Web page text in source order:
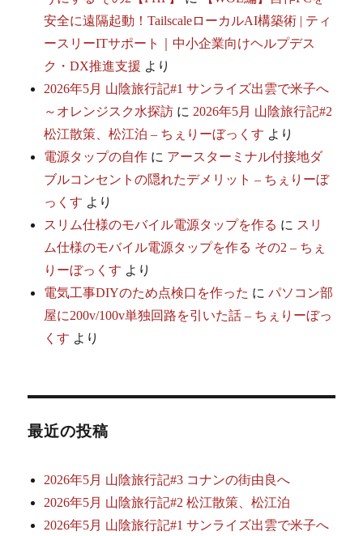
安全に遠隔起動！TailscaleローカルAI構築術 | ティ
ースリーITサポート｜中小企業向けヘルプデス
ク・DX推進支援 より
2026年5月 山陰旅行記#1 サンライズ出雲で米子へ
～オレンジスク水探訪 に 2026年5月 山陰旅行記#2
松江散策、松江泊 – ちぇりーぼっくす より
電源タップの自作 に アースターミナル付接地ダ
ブルコンセントの隠れたデメリット – ちぇりーぼ
っくす より
スリム仕様のモバイル電源タップを作る に スリ
ム仕様のモバイル電源タップを作る その2 – ちぇ
りーぼっくす より
電気工事DIYのため点検口を作った にパソコン部
屋に200v/100v単独回路を引いた話 – ちぇりーぼっ
くす より
最近の投稿
2026年5月 山陰旅行記#3 コナンの街由良へ
2026年5月 山陰旅行記#2 松江散策、松江泊
2026年5月 山陰旅行記#1 サンライズ出雲で米子へ